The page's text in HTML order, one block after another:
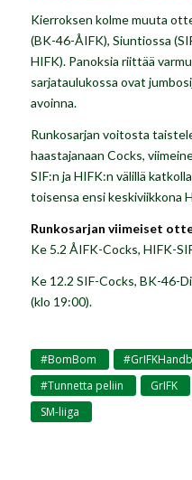
Kierroksen kolme muuta
(BK-46-ÅIFK), Siuntiossa
HIFK). Panoksia riittää
sarjataulukossa ovat
avoinna.
Runkosarjan voitosta
haastajanaan Cocks,
SIF:n ja HIFK:n välillä
toisensa ensi keskiviikkona
Runkosarjan viimeiset
Ke 5.2 ÅIFK-Cocks, HIFK-
Ke 12.2 SIF-Cocks, BK-46-
(klo 19:00).
#BomBom
#Tunnetta peliin GrIFK
SM-liiga